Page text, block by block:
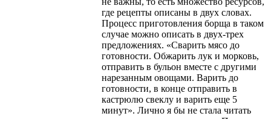
где рецепты описаны в двух словах.
Процесс приготовления борща в таком
случае можно описать в двух-трех
предложениях. «Сварить мясо до
готовности. Обжарить лук и морковь,
отправить в бульон вместе с другими
нарезанным овощами. Варить до
готовности, в конце отправить в
кастрюлю свеклу и варить еще 5
минут». Лично я бы не стала читать